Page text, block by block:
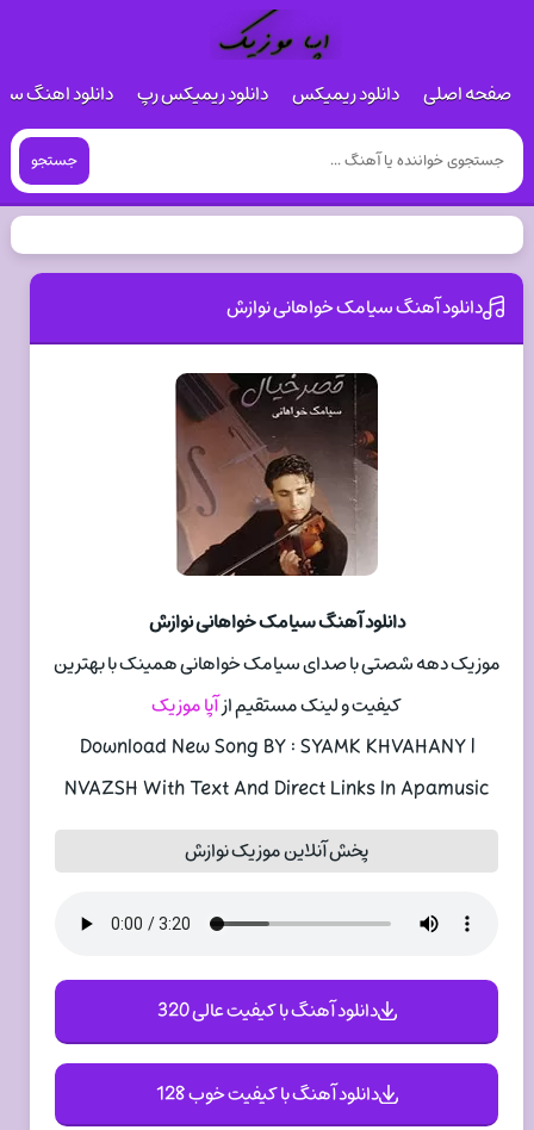
صفحه اصلی دانلود ریمیکس دانلود ریمیکس رپ دانلود اهنگ
جستجو
دانلود آهنگ سیامک خواهانی نوازش
دانلود آهنگ سیامک خواهانی نوازش
موزیک دهه شصتی با صدای سیامک خواهانی همینک با بهترین
کیفیت و لینک مستقیم ازآپا موزیک
Download New Song BY : SYAMK KHVAHANY |
NVAZSH With Text And Direct Links In Apamusic
پخش آنلاین موزیک نوازش
دانلود آهنگ با کیفیت عالی 320
دانلود آهنگ با کیفیت خوب 128